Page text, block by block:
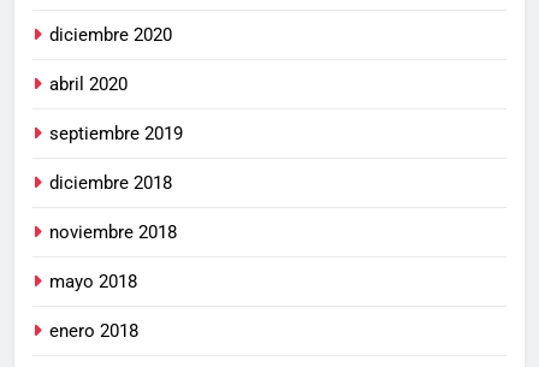
diciembre 2020
abril 2020
septiembre 2019
diciembre 2018
noviembre 2018
mayo 2018
enero 2018